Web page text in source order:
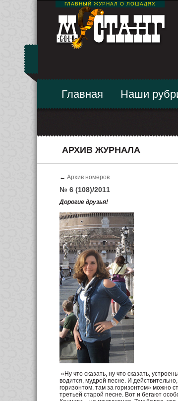
ГЛАВНЫЙ ЖУРНАЛ О ЛОШАДЯХ
Главная Наши
АРХИВ ЖУРНАЛА
← Архив номеров
№ 6 (108)/2011
Дорогие друзья!
«Ну что сказать, ну что сказать,
водится, мудрой песне. И
горизонтом, там за горизонтом» можно
третьей старой песне. Вот и бегают